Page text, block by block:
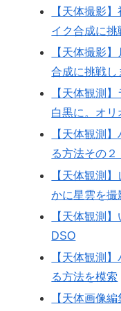
【天体撮影
イク合成に挑
【天体撮影
合成に挑戦し
【天体観測
白黒に。オリ
【天体観測
る方法その２
【天体観測
かに星雲を撮
【天体観測
DSO
【天体観測
る方法を模索
【天体画像